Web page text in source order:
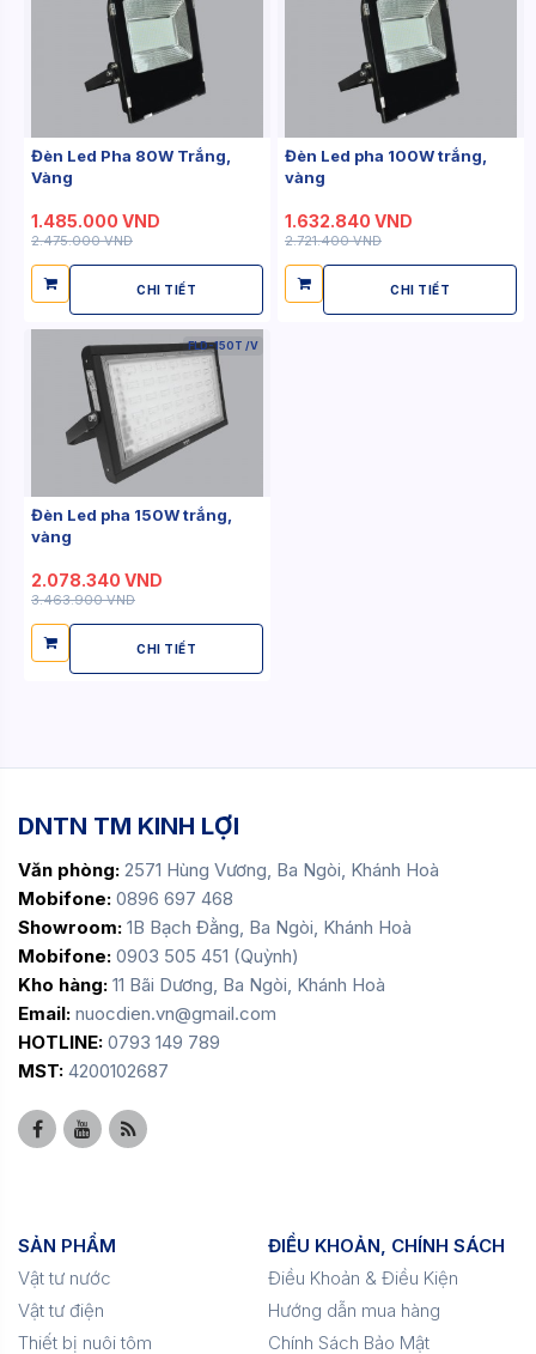
Đèn Led Pha 80W Trắng,
Vàng
1.485.000 VND
2.475.000 VND
CHI TIẾT
Đèn Led pha 100W trắng,
vàng
1.632.840 VND
2.721.400 VND
CHI TIẾT
FLD-150T /V
Đèn Led pha 150W trắng,
vàng
2.078.340 VND
3.463.900 VND
CHI TIẾT
DNTN TM KINH LỢI
Văn phòng: 2571 Hùng Vương, Ba Ngòi, Khánh Hoà
Mobifone: 0896 697 468
Showroom: 1B Bạch Đằng, Ba Ngòi, Khánh Hoà
Mobifone: 0903 505 451 (Quỳnh)
Kho hàng: 11 Bãi Dương, Ba Ngòi, Khánh Hoà
Email: nuocdien.vn@gmail.com
HOTLINE: 0793 149 789
MST: 4200102687
SẢN PHẨM
Vật tư nước
Vật tư điện
Thiết bị nuôi tôm
ĐIỀU KHOẢN, CHÍNH SÁCH
Điều Khoản & Điều Kiện
Hướng dẫn mua hàng
Chính Sách Bảo Mật